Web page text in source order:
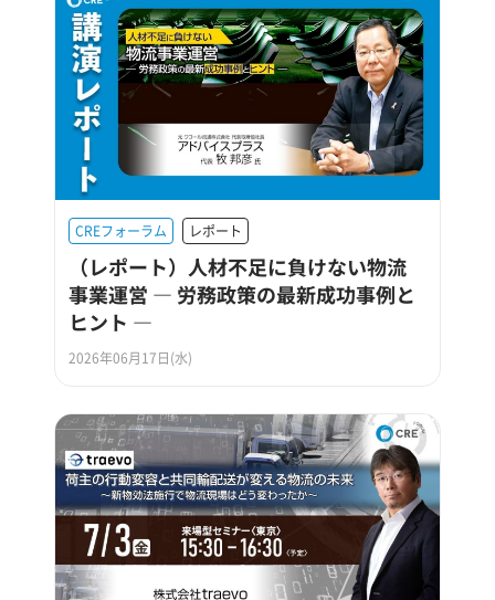
CREフォーラム レポート
（レポート）人材不足に負けない物流
事業運営 ― 労務政策の最新成功事例と
ヒント ―
2026年06月17日(水)